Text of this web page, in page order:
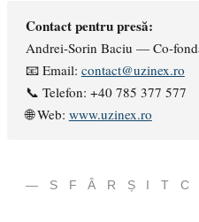
Contact pentru presă:
Andrei-Sorin Baciu — Co-
📧 Email: contact@uzinex.ro
📞 Telefon: +40 785 377 577
🌐 Web: www.uzinex.ro
— S F Â R Ș I T C